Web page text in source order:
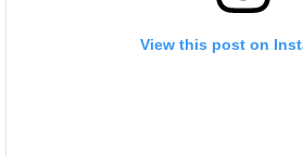
View this post on